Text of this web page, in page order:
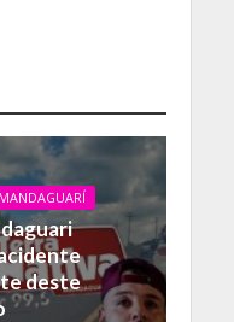
MANDAGUARÍ
deste